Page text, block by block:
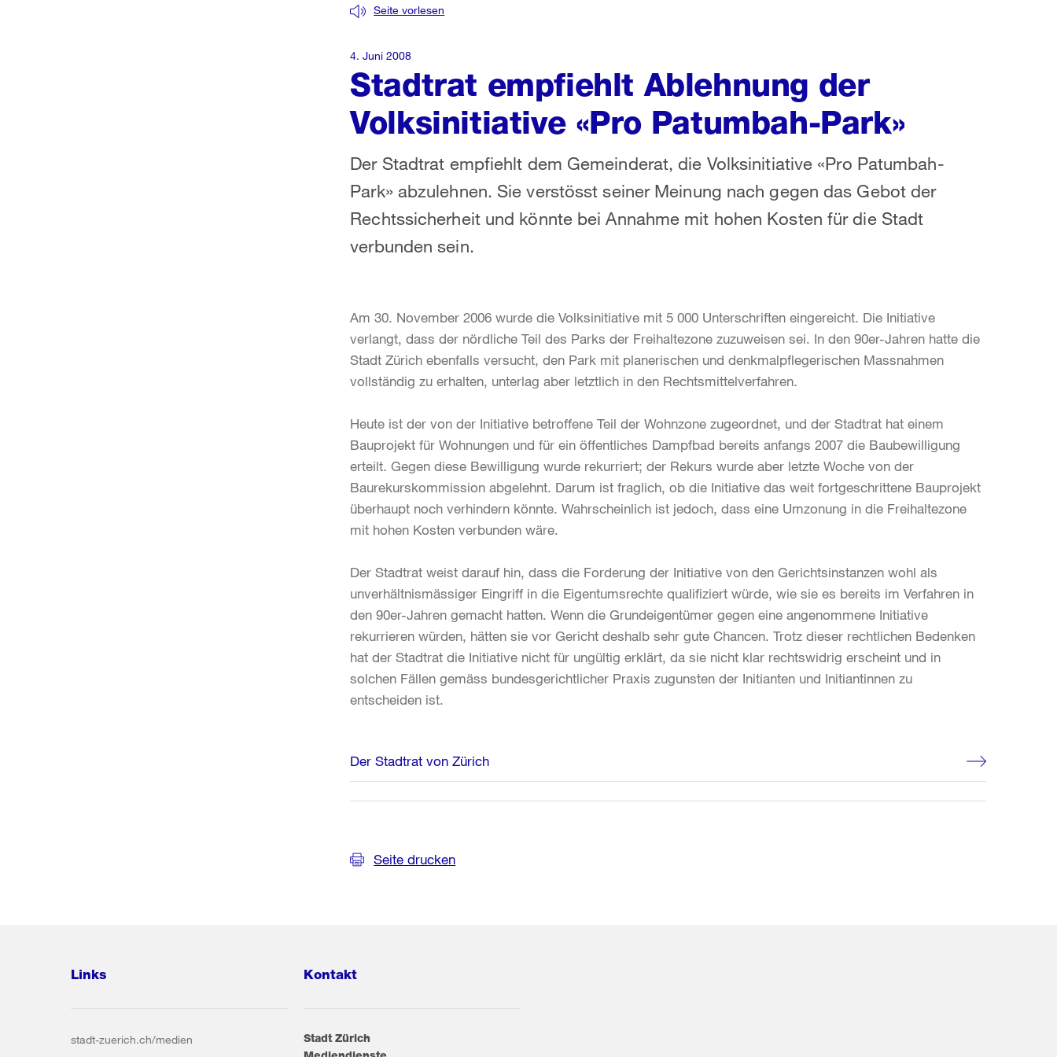
Stadtrat empfiehlt Ablehnung der
Volksinitiative «Pro Patumbah-Park»
Seite vorlesen
Der Stadtrat empfiehlt dem Gemeinderat, die Volksinitiative «Pro Patumbah-
Park» abzulehnen. Sie verstösst seiner Meinung nach gegen das Gebot der
Rechtssicherheit und könnte bei Annahme mit hohen Kosten für die Stadt
verbunden sein.
4. Juni 2008
Am 30. November 2006 wurde die Volksinitiative mit 5 000 Unterschriften eingereicht. Die Initiative
verlangt, dass der nördliche Teil des Parks der Freihaltezone zuzuweisen sei. In den 90er-Jahren hatte die
Stadt Zürich ebenfalls versucht, den Park mit planerischen und denkmalpflegerischen Massnahmen
vollständig zu erhalten, unterlag aber letztlich in den Rechtsmittelverfahren.
Heute ist der von der Initiative betroffene Teil der Wohnzone zugeordnet, und der Stadtrat hat einem
Bauprojekt für Wohnungen und für ein öffentliches Dampfbad bereits anfangs 2007 die Baubewilligung
erteilt. Gegen diese Bewilligung wurde rekurriert; der Rekurs wurde aber letzte Woche von der
Baurekurskommission abgelehnt. Darum ist fraglich, ob die Initiative das weit fortgeschrittene Bauprojekt
überhaupt noch verhindern könnte. Wahrscheinlich ist jedoch, dass eine Umzonung in die Freihaltezone
mit hohen Kosten verbunden wäre.
Der Stadtrat weist darauf hin, dass die Forderung der Initiative von den Gerichtsinstanzen wohl als
unverhältnismässiger Eingriff in die Eigentumsrechte qualifiziert würde, wie sie es bereits im Verfahren in
den 90er-Jahren gemacht hatten. Wenn die Grundeigentümer gegen eine angenommene Initiative
rekurrieren würden, hätten sie vor Gericht deshalb sehr gute Chancen. Trotz dieser rechtlichen Bedenken
hat der Stadtrat die Initiative nicht für ungültig erklärt, da sie nicht klar rechtswidrig erscheint und in
solchen Fällen gemäss bundesgerichtlicher Praxis zugunsten der Initianten und Initiantinnen zu
entscheiden ist.
Weitere
Informationen
Der Stadtrat von Zürich
Seite drucken
Links
stadt-zuerich.ch/medien
Kontakt
Stadt Zürich